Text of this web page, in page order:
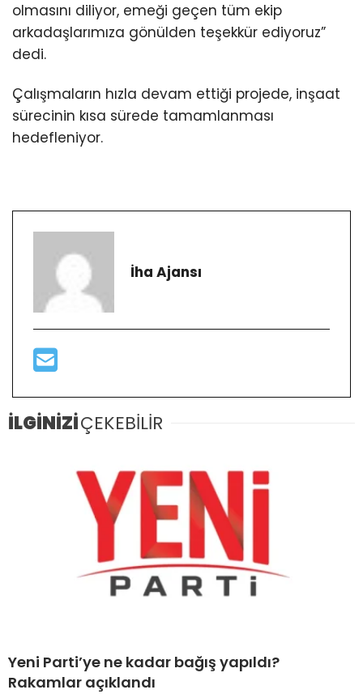
olmasını diliyor, emeği geçen tüm ekip
arkadaşlarımıza gönülden teşekkür ediyoruz”
dedi.
Çalışmaların hızla devam ettiği projede, inşaat
sürecinin kısa sürede tamamlanması
hedefleniyor.
İha Ajansı
İLGİNİZİÇEKEBİLİR
Yeni Parti’ye ne kadar bağış yapıldı?
Rakamlar açıklandı